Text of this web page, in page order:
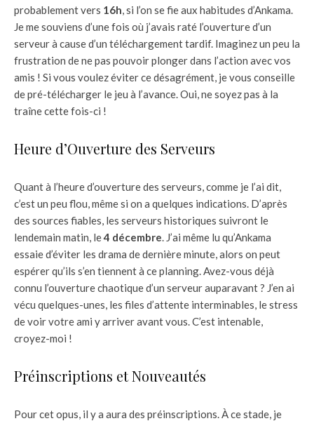
probablement vers 16h , si l’on se fie aux habitudes d’Ankama.
Je me souviens d’une fois où j’avais raté l’ouverture d’un
serveur à cause d’un téléchargement tardif. Imaginez un peu la
frustration de ne pas pouvoir plonger dans l’action avec vos
amis ! Si vous voulez éviter ce désagrément, je vous conseille
de pré-télécharger le jeu à l’avance. Oui, ne soyez pas à la
traîne cette fois-ci !
Heure d’Ouverture des Serveurs
Quant à l’heure d’ouverture des serveurs, comme je l’ai dit,
c’est un peu flou, même si on a quelques indications. D’après
des sources fiables, les serveurs historiques suivront le
lendemain matin, le4 décembre . J’ai même lu qu’Ankama
essaie d’éviter les drama de dernière minute, alors on peut
espérer qu’ils s’en tiennent à ce planning. Avez-vous déjà
connu l’ouverture chaotique d’un serveur auparavant ? J’en ai
vécu quelques-unes, les files d’attente interminables, le stress
de voir votre ami y arriver avant vous. C’est intenable,
croyez-moi !
Préinscriptions et Nouveautés
Pour cet opus, il y a aura des préinscriptions. À ce stade, je